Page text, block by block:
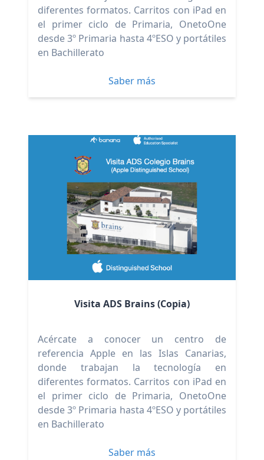
diferentes formatos. Carritos con iPad en
el primer ciclo de Primaria, OnetoOne
desde 3º Primaria hasta 4ºESO y portátiles
en Bachillerato
Saber más
Visita ADS Brains (Copia)
Acércate a conocer un centro de
referencia Apple en las Islas Canarias,
donde trabajan la tecnología en
diferentes formatos. Carritos con iPad en
el primer ciclo de Primaria, OnetoOne
desde 3º Primaria hasta 4ºESO y portátiles
en Bachillerato
Saber más